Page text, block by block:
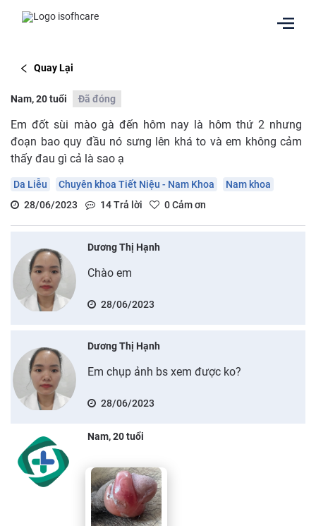
Quay Lại
Nam, 20 tuổi Đã đóng
Em đốt sùi mào gà đến hôm nay là hôm thứ 2 nhưng
đoạn bao quy đầu nó sưng lên khá to và em không cảm
thấy đau gì cả là sao ạ
Da Liễu Chuyên khoa Tiết Niệu - Nam Khoa
Nam khoa
28/06/2023
14Trả lời 0Cảm ơn
Dương Thị Hạnh
Chào em
28/06/2023
Dương Thị Hạnh
Em chụp ảnh bs xem được ko?
28/06/2023
Nam, 20 tuổi